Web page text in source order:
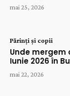
mai 25, 2026
Părinți și copii
Unde mergem
Iunie 2026 în
mai 22, 2026